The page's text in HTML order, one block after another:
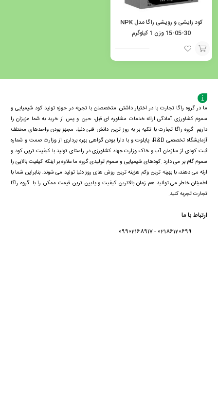
کود زایشی و رویشی راگا مدل NPK
15-05-30 وزن 1 کیلوگرم
افزودن
به
سبد
ما در گروه راگا تجارت با در اختیار داشتن متخصصان با تجربه در حوزه تولید کود شیمیایی و
سموم کشاورزی آمادگی ارائه خدمات مشاوره ای قبل، حین و پس از خرید به شما عزیزان را
داریم. گروه راگا تجارت با تكيه بر به روز ترین دانش فنی دنيا، مجهز بودن واحدهاي مختلف
آزمايشگاه تخصصی R&D، پايلوت و با دارا بودن گواهی بهره برداری از وزارت صمت و شماره
ثبت کودی از سازمان آب و خاک وزارت جهاد کشاورزی در راستای تولید با کیفیت ترین کود و
سموم گام بر می دارد .کودهای شیمیایی و سموم تولیدی گروه ما علاوه بر اینکه کیفیت بالایی را
ارئه می دهند، با بهینه ترین وکم هزینه ترین روش های روز دنیا تولید می شوند. بنابراین شما با
اطمینان خاطر می توانید هم زمان بالاترین کیفیت و پایین ترین قیمت ممکن را با گروه راگا
تجارت تجربه کنید.
ارتباط با ما
02186120699 - 09902168917